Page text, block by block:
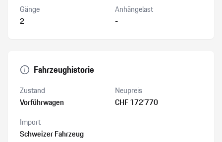
Gänge
2
Anhängelast
-
Fahrzeughistorie
Zustand
Vorführwagen
Neupreis
CHF 172’770
Import
Schweizer Fahrzeug